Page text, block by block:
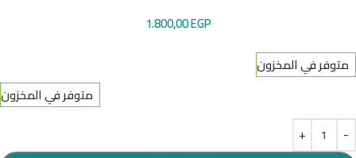
1.800,00EGP
متوفر في المخزون
متوفر في المخزون